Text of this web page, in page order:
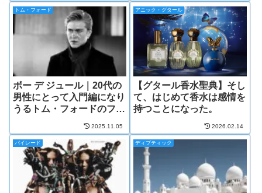
トム・フォード
ボー デ ジュール｜20代の
男性にとって入門編になり
うるトム・フォードのフゼ
2025.11.05
アニック・グタール
【グタール香水聖典】そし
て、はじめて香水は感情を
持つことになった。
2026.02.14
バイレード ディプティック